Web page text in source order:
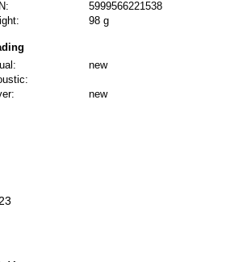
5999566221538
98 g
new
new